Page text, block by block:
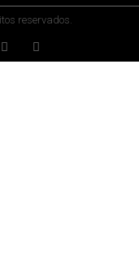
reservados.